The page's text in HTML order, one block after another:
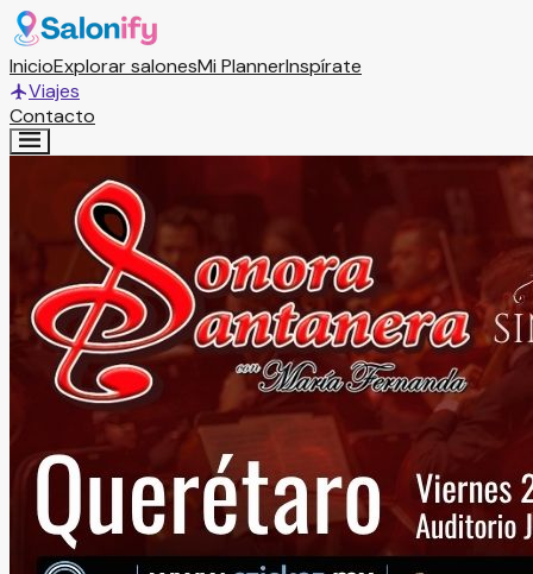
InicioExplorar salonesMi PlannerInspírate
Viajes
Contacto